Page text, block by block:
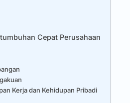
Cepat Perusahaan
Kerja dan Kehidupan Pribadi